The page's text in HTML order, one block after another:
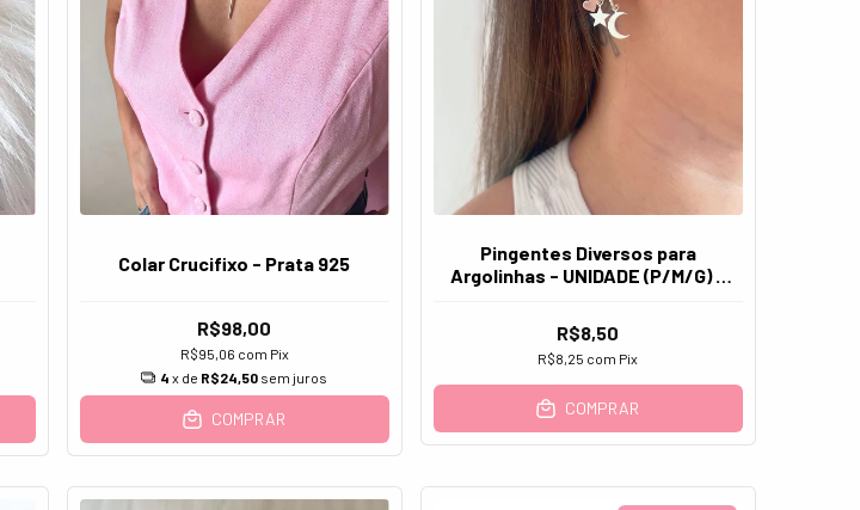
Colar Crucifixo - Prata 925
R$98,00
R$95,06 com Pix
4 x de R$24,50 sem juros
COMPRAR
Pingentes Diversos para
Argolinhas - UNIDADE (P/M/G) -
R$8,50
R$8,25 com Pix
COMPRAR